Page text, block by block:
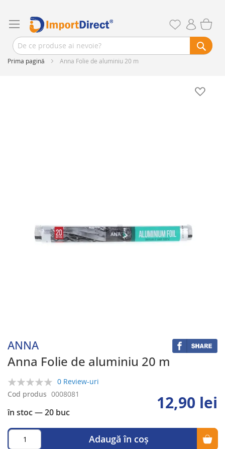
Prima pagină Anna Folie de aluminiu 20 m
ANNA
Anna Folie de aluminiu 20 m
0%
0 Review-uri
în stoc— 20 buc
Cod produs 0008081 12,90 lei
Adaugă în coș
images